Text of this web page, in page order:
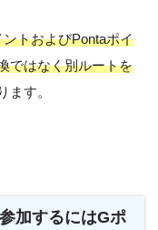
トおよびPontaポイ
ではなく別ルートを
ます。
加するにはGポ